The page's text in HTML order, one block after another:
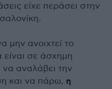
είχε περάσει στην
μην ανοιχτεί το
είναι σε άσχημη
αναλάβει την
και να πάρω, η